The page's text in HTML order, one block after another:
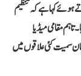
کہا ہے کہ تنظیم
مقامی میڈیا
سمیت کئی علاقوں میں